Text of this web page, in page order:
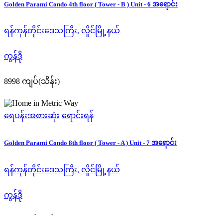
Golden Parami Condo 4th floor ( Tower - B ) Unit - 6 အရောင်း
ရန်ကုန်တိုင်းဒေသကြီး, လှိုင်မြို့နယ်
ကွန်ဒို
8998 ကျပ်(သိန်း)
ရေပန်းအစားဆုံး ရောင်းရန်
Golden Parami Condo 8th floor ( Tower - A ) Unit - 7 အရောင်း
ရန်ကုန်တိုင်းဒေသကြီး, လှိုင်မြို့နယ်
ကွန်ဒို